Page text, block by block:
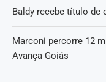
Baldy recebe título de
Marconi percorre 12
Avança Goiás